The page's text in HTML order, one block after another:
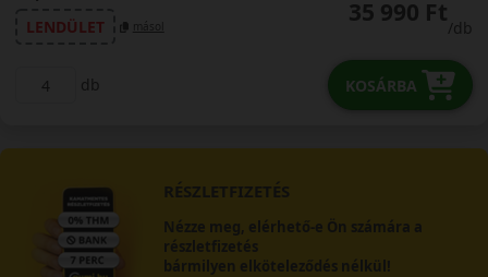
LENDÜLET
másol 35 990 Ft
/db
db KOSÁRBA
RÉSZLETFIZETÉS
Nézze meg, elérhető-e Ön számára a
részletfizetés
bármilyen elköteleződés nélkül!